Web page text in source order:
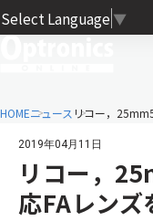
Select Language ▼
HOMEニュース リコー，
2019年04月11日
リコー，
応FAレンズ